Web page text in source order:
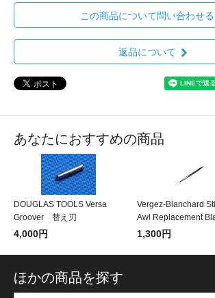
この商品について問い合わせる
返品について
あなたにおすすめの商品
DOUGLAS TOOLS Versa
Groover 替え刃
4,000円
Vergez-Blanchard
Awl Replacement
1,300円
ほかの商品を探す